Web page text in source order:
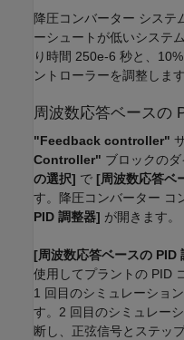
降圧コンバーター システ
ーシュートが低いシステ
り時間 250e-6 秒と、
ントローラーを調整します
周波数応答ベースの
"Feedback controller"
Controller" ブロックのダ
の選択] で [周波数応答ベ
す。降圧コンバーター コ
PID 調整器] が開きます。
[周波数応答ベースの PID
使用してプラントの PID
1 回目のシミュレーショ
す。2 回目のシミュレー
断し、正弦信号とステッ